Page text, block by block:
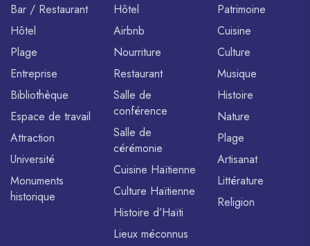
Bar / Restaurant
Hôtel
Plage
Entreprise
Bibliothèque
Espace de travail
Attraction
Université
Monuments
historique
Hôtel
Airbnb
Nourriture
Restaurant
Salle de
conférence
Salle de
cérémonie
Cuisine Haïtienne
Culture Haïtienne
Histoire d’Haïti
Lieux méconnus
Patrimoine
Cuisine
Culture
Musique
Histoire
Nature
Plage
Artisanat
Littérature
Religion